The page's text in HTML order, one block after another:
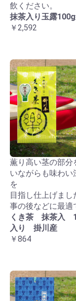
飲ください。
抹茶入り玉露
￥2,592
薫り高い茎の部分
いながらも味わい
を
目指し仕上げまし
事の後などに最適
くき茶 抹茶入
入り 掛川産
￥864